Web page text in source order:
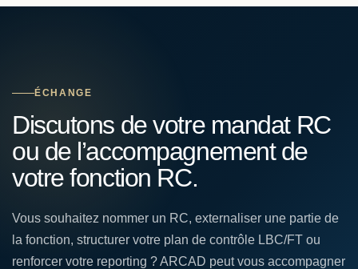
ÉCHANGE
Discutons de votre mandat RC
ou de l’accompagnement de
votre fonction RC.
Vous souhaitez nommer un RC, externaliser une partie de
la fonction, structurer votre plan de contrôle LBC/FT ou
renforcer votre reporting ? ARCAD peut vous accompagner